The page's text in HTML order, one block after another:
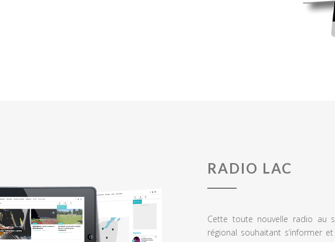
RADIO LAC
Cette toute nouvelle radio au
régional souhaitant s’informer